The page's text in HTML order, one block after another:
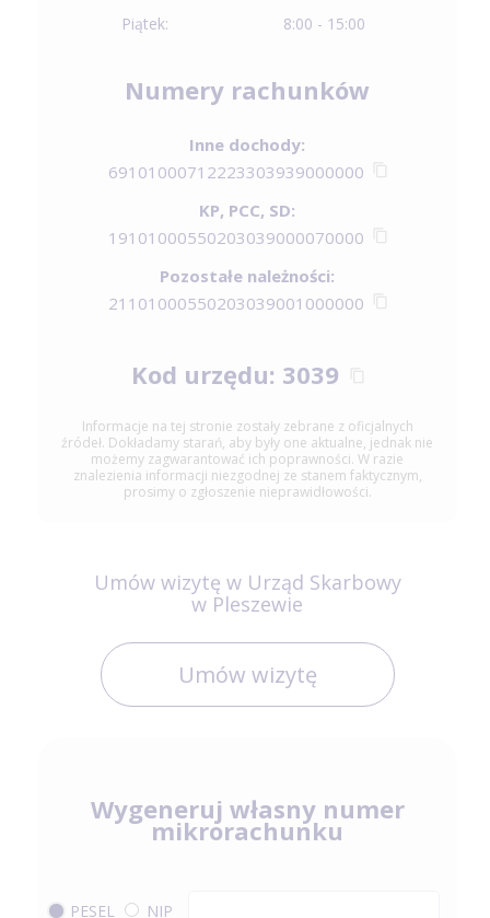
Piątek: 8:00 - 15:00
Numery rachunków
Inne dochody:
69101000712223303939000000
KP, PCC, SD:
19101000550203039000070000
Pozostałe należności:
21101000550203039001000000
Kod urzędu: 3039
Informacje na tej stronie zostały zebrane z oficjalnych
źródeł. Dokładamy starań, aby były one aktualne, jednak nie
możemy zagwarantować ich poprawności. W razie
znalezienia informacji niezgodnej ze stanem faktycznym,
prosimy o zgłoszenie nieprawidłowości.
Umów wizytę w Urząd Skarbowy
w Pleszewie
Umów wizytę
Wygeneruj własny numer
mikrorachunku
PESEL NIP